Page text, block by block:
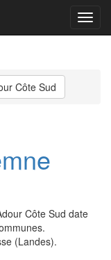
Menu
Côte Sud
Côte Sud date
(Landes).